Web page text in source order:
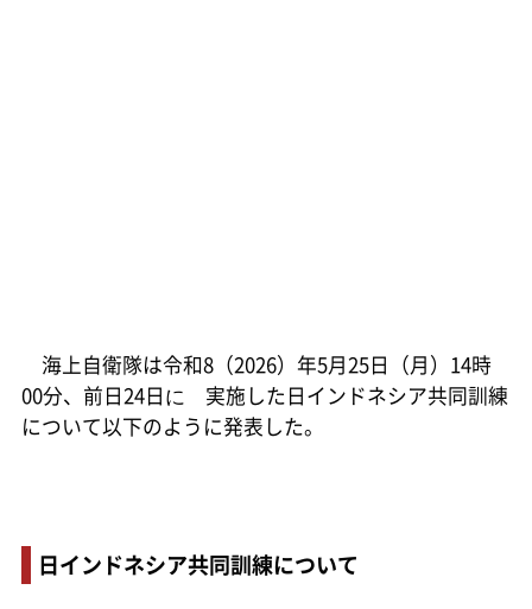
海上自衛隊は令和8（2026）年5月25日（月）14時
00分、前日24日に゙実施した日インドネシア共同訓練
について以下のように発表した。
日インドネシア共同訓練について